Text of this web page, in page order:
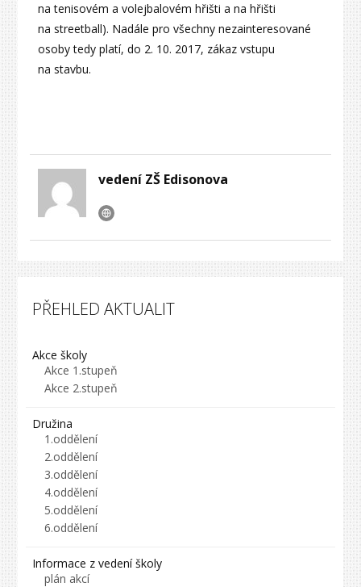
na tenisovém a volejbalovém hřišti a na hřišti
na streetball). Nadále pro všechny nezainteresované
osoby tedy platí, do 2. 10. 2017, zákaz vstupu
na stavbu.
vedení ZŠ Edisonova
PŘEHLED AKTUALIT
Akce školy
Akce 1.stupeň
Akce 2.stupeň
Družina
1.oddělení
2.oddělení
3.oddělení
4.oddělení
5.oddělení
6.oddělení
Informace z vedení školy
plán akcí